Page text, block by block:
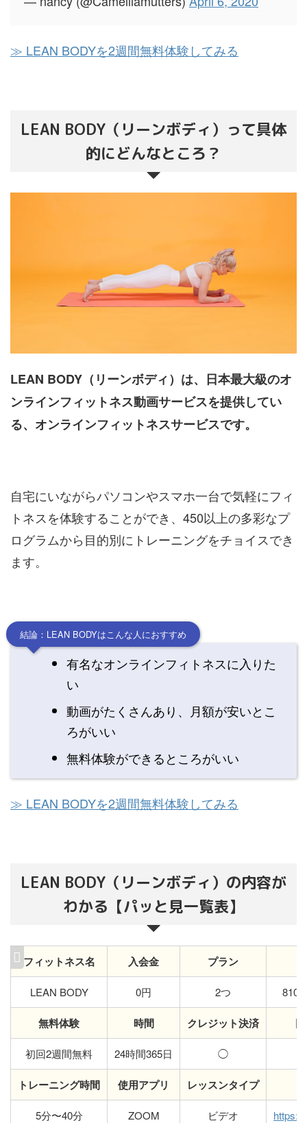
≫ LEAN BODYを2週間無料体験してみる
LEAN BODY（リーンボディ）って具体
的にどんなところ？
LEAN BODY（リーンボディ）は、日本最大級のオ
ンラインフィットネス動画サービスを提供してい
る、オンラインフィットネスサービスです。
自宅にいながらパソコンやスマホ一台で気軽にフィ
トネスを体験することができ、450以上の多彩なプ
ログラムから目的別にトレーニングをチョイスでき
ます。
結論：LEAN BODYはこんな人におすすめ
有名なオンラインフィトネスに入りた
い
動画がたくさんあり、月額が安いとこ
ろがいい
無料体験ができるところがいい
≫ LEAN BODYを2週間無料体験してみる
LEAN BODY（リーンボディ）の内容が
わかる【パッと見一覧表】
フィットネス名 入会金 プラン
LEAN BODY 0円 2つ 810
無料体験 時間 クレジット決済
初回2週間無料 24時間365日 ◯
トレーニング時間 使用アプリ レッスンタイプ
5分〜40分 ZOOM ビデオ https://